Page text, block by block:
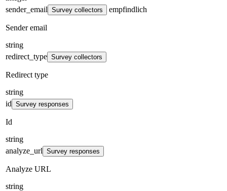
sender_email Survey collectors empfindlich
Sender email
string
redirect_type Survey collectors
Redirect type
string
id Survey responses
Id
string
analyze_url Survey responses
Analyze URL
string